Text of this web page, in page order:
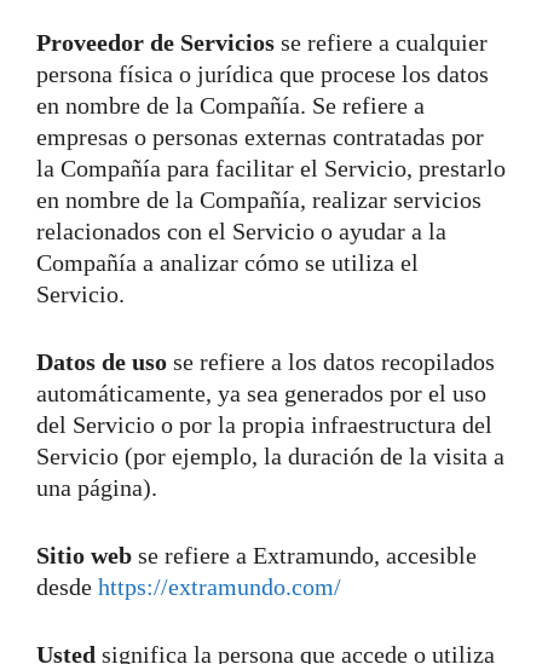
Proveedor de Servicios se refiere a cualquier
persona física o jurídica que procese los datos
en nombre de la Compañía. Se refiere a
empresas o personas externas contratadas por
la Compañía para facilitar el Servicio, prestarlo
en nombre de la Compañía, realizar servicios
relacionados con el Servicio o ayudar a la
Compañía a analizar cómo se utiliza el
Servicio.
Datos de uso se refiere a los datos recopilados
automáticamente, ya sea generados por el uso
del Servicio o por la propia infraestructura del
Servicio (por ejemplo, la duración de la visita a
una página).
Sitio web se refiere a Extramundo, accesible
desde https://extramundo.com/
Usted significa la persona que accede o utiliza